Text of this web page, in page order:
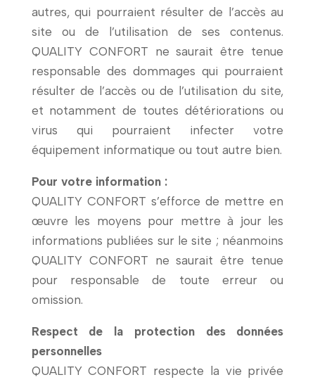
autres, qui pourraient résulter de l’accès au
site ou de l’utilisation de ses contenus.
QUALITY CONFORT ne saurait être tenue
responsable des dommages qui pourraient
résulter de l’accès ou de l’utilisation du site,
et notamment de toutes détériorations ou
virus qui pourraient infecter votre
équipement informatique ou tout autre bien.
Pour votre information :
QUALITY CONFORT s’efforce de mettre en
œuvre les moyens pour mettre à jour les
informations publiées sur le site ; néanmoins
QUALITY CONFORT ne saurait être tenue
pour responsable de toute erreur ou
omission.
Respect de la protection des données
personnelles
QUALITY CONFORT respecte la vie privée